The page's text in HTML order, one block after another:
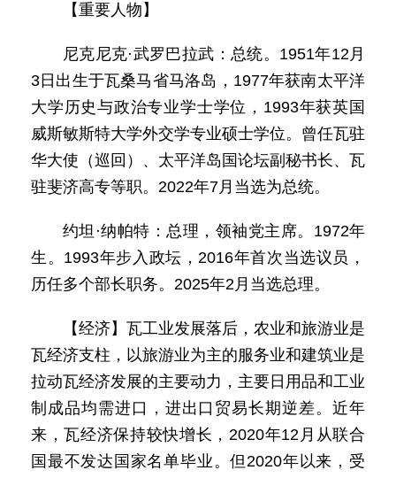
【重要人物】
尼克尼克·武罗巴拉武：总统。1951年12月
3日出生于瓦桑马省马洛岛，1977年获南太平洋
大学历史与政治专业学士学位，1993年获英国
威斯敏斯特大学外交学专业硕士学位。曾任瓦驻
华大使（巡回）、太平洋岛国论坛副秘书长、瓦
驻斐济高专等职。2022年7月当选为总统。
约坦·纳帕特：总理，领袖党主席。1972年
生。1993年步入政坛，2016年首次当选议员，
历任多个部长职务。2025年2月当选总理。
【经济】瓦工业发展落后，农业和旅游业是
瓦经济支柱，以旅游业为主的服务业和建筑业是
拉动瓦经济发展的主要动力，主要日用品和工业
制成品均需进口，进出口贸易长期逆差。近年
来，瓦经济保持较快增长，2020年12月从联合
国最不发达国家名单毕业。但2020年以来，受